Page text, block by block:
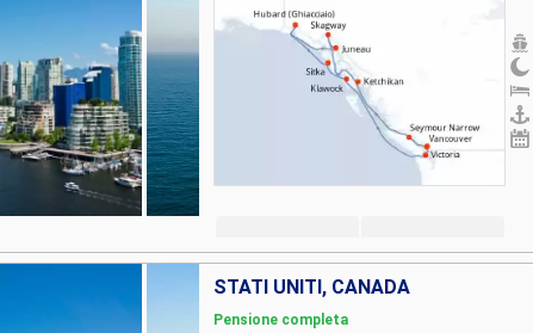
STATI UNITI, CANADA
Pensione completa